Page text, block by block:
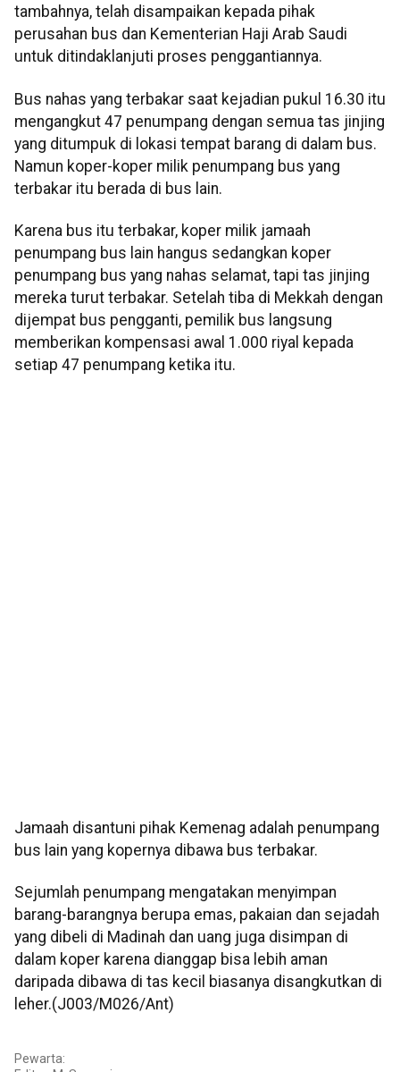
tambahnya, telah disampaikan kepada pihak
perusahan bus dan Kementerian Haji Arab Saudi
untuk ditindaklanjuti proses penggantiannya.
Bus nahas yang terbakar saat kejadian pukul 16.30 itu
mengangkut 47 penumpang dengan semua tas jinjing
yang ditumpuk di lokasi tempat barang di dalam bus.
Namun koper-koper milik penumpang bus yang
terbakar itu berada di bus lain.
Karena bus itu terbakar, koper milik jamaah
penumpang bus lain hangus sedangkan koper
penumpang bus yang nahas selamat, tapi tas jinjing
mereka turut terbakar. Setelah tiba di Mekkah dengan
dijempat bus pengganti, pemilik bus langsung
memberikan kompensasi awal 1.000 riyal kepada
setiap 47 penumpang ketika itu.
Jamaah disantuni pihak Kemenag adalah penumpang
bus lain yang kopernya dibawa bus terbakar.
Sejumlah penumpang mengatakan menyimpan
barang-barangnya berupa emas, pakaian dan sejadah
yang dibeli di Madinah dan uang juga disimpan di
dalam koper karena dianggap bisa lebih aman
daripada dibawa di tas kecil biasanya disangkutkan di
leher.(J003/M026/Ant)
Pewarta: